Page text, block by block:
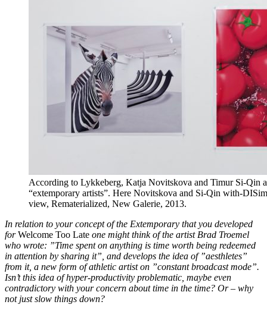
According to Lykkeberg, Katja Novitskova and Timur Si-Qin
“extemporary artists”. Here Novitskova and Si-Qin with-
view, Rematerialized, New Galerie, 2013.
In relation to your concept of the Extemporary that you developed
forWelcome Too Late one might think of the artist Brad Troemel
who wrote: ”Time spent on anything is time worth being redeemed
in attention by sharing it” , and develops the idea of ”aesthletes”
from it, a new form ofathletic artist on ”constant broadcast mode”.
Isn’t this idea of hyper-productivity problematic, maybe even
contradictory with your concern about time in the time? Or – why
not just slow things down?